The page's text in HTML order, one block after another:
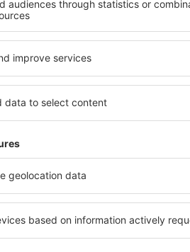
finden?
finden, ist die
Unterkünfte. Eine
dass Sie gerade das
Reiseort in die
die Check-In- und
und Zimmer aus.
zum angegebenen
Sie können ganz
die
die Anzahl der Sterne,
in
SPA-
den